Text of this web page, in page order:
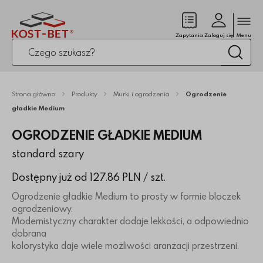
Po kliknięciu przycisku fraza zostanie wyszukana
Zapytania
(pusty)Zaloguj się Menu
Strona główna Produkty Murki i ogrodzenia
Ogrodzenie
gładkie Medium
OGRODZENIE GŁADKIE MEDIUM
standard szary
Dostępny już od 127.86 PLN / szt.
Ogrodzenie gładkie Medium to prosty w formie bloczek
ogrodzeniowy.
Modernistyczny charakter dodaje lekkości, a odpowiednio
dobrana
kolorystyka daje wiele możliwości aranżacji przestrzeni.